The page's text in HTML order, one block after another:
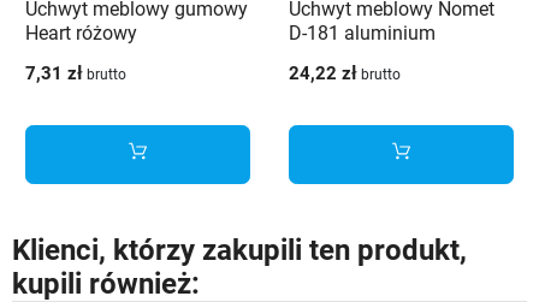
Uchwyt meblowy gumowy
Heart różowy
7,31 zł brutto
Uchwyt meblowy Nomet
D-181 aluminium
24,22 zł brutto
Klienci, którzy zakupili ten produkt,
kupili również: